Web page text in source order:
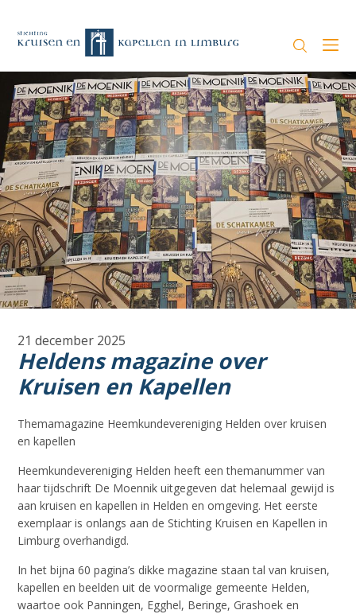
21 december 2025
Heldens magazine over
Kruisen en Kapellen
Themamagazine Heemkundevereniging Helden over kruisen
en kapellen
Heemkundevereniging Helden heeft een themanummer van
haar tijdschrift De Moennik uitgegeven dat helemaal gewijd is
aan kruisen en kapellen in Helden en omgeving. Het eerste
exemplaar is onlangs aan de Stichting Kruisen en Kapellen in
Limburg overhandigd.
In het bijna 60 pagina’s dikke magazine staan tal van kruisen,
kapellen en beelden uit de voormalige gemeente Helden,
waartoe ook Panningen, Egghel, Beringe, Grashoek en